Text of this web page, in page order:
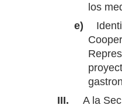
los
e)
III.
A la